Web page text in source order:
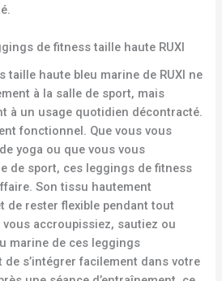
de fitness taille haute RUXI
taille haute bleu marine de RUXI ne
à la salle de sport, mais
à un usage quotidien décontracté.
fonctionnel. Que vous vous
yoga ou que vous vous
de sport, ces leggings de fitness
Son tissu hautement
de rester flexible pendant tout
accroupissiez, sautiez ou
marine de ces leggings
de s’intégrer facilement dans votre